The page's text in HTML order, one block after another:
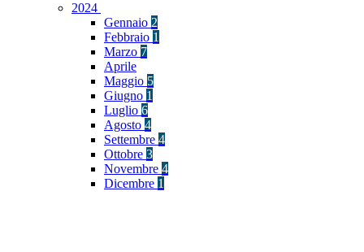
2024
Gennaio 2
Febbraio 1
Marzo 7
Aprile
Maggio 5
Giugno 1
Luglio 6
Agosto 4
Settembre 4
Ottobre 3
Novembre 4
Dicembre 1